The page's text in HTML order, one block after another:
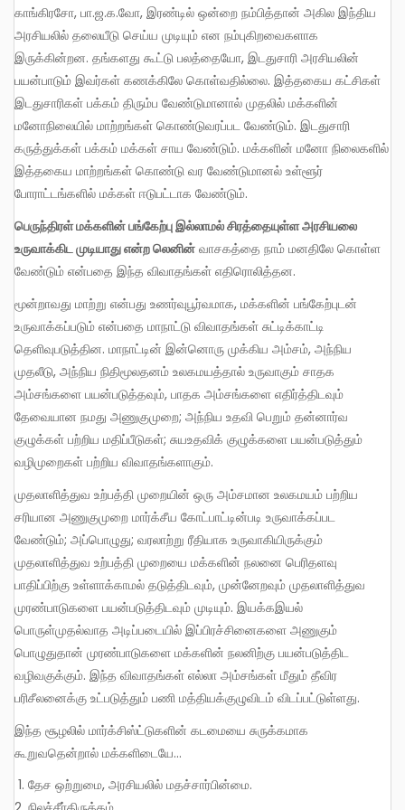
காங்கிரசோ, பா.ஜ.க.வோ, இரண்டில் ஒன்றை நம்பித்தான் அகில இந்திய
அரசியலில் தலையீடு செய்ய முடியும் என நம்புகிறவைகளாக
இருக்கின்றன. தங்களது கூட்டு பலத்தையோ, இடதுசாரி அரசியலின்
பயன்பாடும் இவர்கள் கணக்கிலே கொள்வதில்லை. இத்தகைய கட்சிகள்
இடதுசாரிகள் பக்கம் திரும்ப வேண்டுமானால் முதலில் மக்களின்
மனோநிலையில் மாற்றங்கள் கொண்டுவரப்பட வேண்டும். இடதுசாரி
கருத்துக்கள் பக்கம் மக்கள் சாய வேண்டும். மக்களின் மனோ நிலைகளில்
இத்தகைய மாற்றங்கள் கொண்டு வர வேண்டுமானல் உள்ளூர்
போராட்டங்களில் மக்கள் ஈடுபட்டாக வேண்டும்.
பெருந்திரள் மக்களின் பங்கேற்பு இல்லாமல் சிரத்தையுள்ள அரசியலை
உருவாக்கிட முடியாது என்ற லெனின் வாசகத்தை நாம் மனதிலே கொள்ள
வேண்டும் என்பதை இந்த விவாதங்கள் எதிரொலித்தன.
மூன்றாவது மாற்று என்பது உணர்வுபூர்வமாக, மக்களின் பங்கேற்புடன்
உருவாக்கப்படும் என்பதை மாநாட்டு விவாதங்கள் சுட்டிக்காட்டி
தெளிவுபடுத்தின. மாநாட்டின் இன்னொரு முக்கிய அம்சம், அந்நிய
முதலீடு, அந்நிய நிதிமூலதனம் உலகமயத்தால் உருவாகும் சாதக
அம்சங்களை பயன்படுத்தவும், பாதக அம்சங்களை எதிர்த்திடவும்
தேவையான நமது அணுகுமுறை; அந்நிய உதவி பெறும் தன்னார்வ
குழுக்கள் பற்றிய மதிப்பீடுகள்; சுயஉதவிக் குழுக்களை பயன்படுத்தும்
வழிமுறைகள் பற்றிய விவாதங்களாகும்.
முதலாளித்துவ உற்பத்தி முறையின் ஒரு அம்சமான உலகமயம் பற்றிய
சரியான அணுகுமுறை மார்க்சீய கோட்பாட்டின்படி உருவாக்கப்பட
வேண்டும்; அப்பொழுது; வரலாற்று ரீதியாக உருவாகியிருக்கும்
முதலாளித்துவ உற்பத்தி முறையை மக்களின் நலனை பெரிதளவு
பாதிப்பிற்கு உள்ளாக்காமல் தடுத்திடவும், முன்னேறவும் முதலாளித்துவ
முரண்பாடுகளை பயன்படுத்திடவும் முடியும். இயக்கஇயல்
பொருள்முதல்வாத அடிப்படையில் இப்பிரச்சினைகளை அணுகும்
பொழுதுதான் முரண்பாடுகளை மக்களின் நலனிற்கு பயன்படுத்திட
வழிவகுக்கும். இந்த விவாதங்கள் எல்லா அம்சங்கள் மீதும் தீவிர
பரிசீலனைக்கு உட்படுத்தும் பணி மத்தியக்குழுவிடம் விடப்பட்டுள்ளது.
இந்த சூழலில் மார்க்சிஸ்ட்டுகளின் கடமையை சுருக்கமாக
கூறுவதென்றால் மக்களிடையே…
தேச ஒற்றுமை, அரசியலில் மதச்சார்பின்மை.